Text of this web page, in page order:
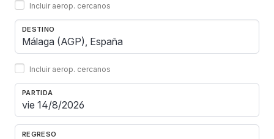
Incluir aerop. cercanos
DESTINO
Incluir aerop. cercanos
PARTIDA
REGRESO